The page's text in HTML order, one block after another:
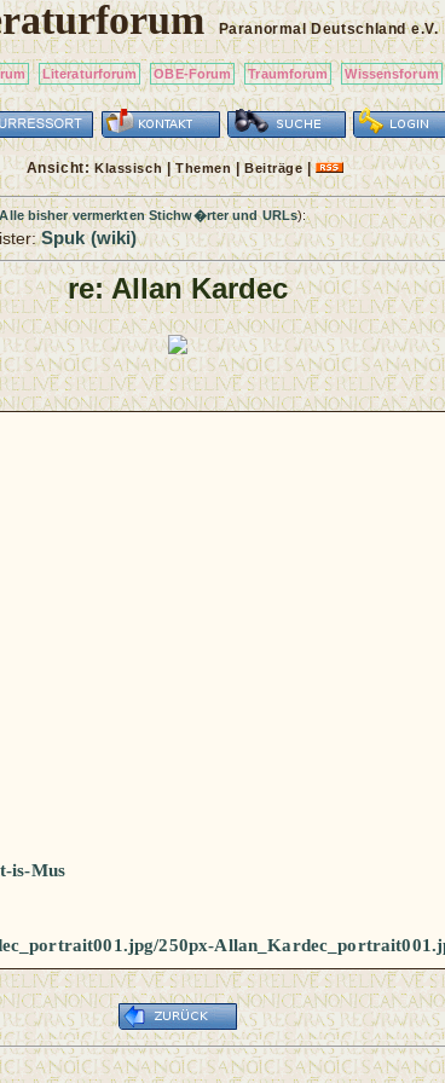
Paranormal Deutschland e.V.
Literaturforum OBE-Forum Traumforum Wissensforum
Ansicht:Klassisch|Themen|Beiträge |
Alle bisher vermerkten Stichw�rter und URLs):
Spuk (wiki)
re: Allan Kardec
is-Mus
250px-